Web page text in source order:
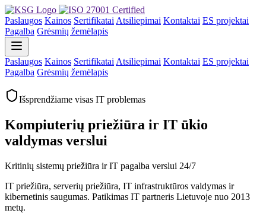
Paslaugos Kainos Sertifikatai Atsiliepimai Kontaktai ES projektai
Pagalba Grėsmių žemėlapis
Paslaugos Kainos Sertifikatai Atsiliepimai Kontaktai ES projektai
Pagalba Grėsmių žemėlapis
Išsprendžiame visas IT problemas
Kompiuterių priežiūra ir IT ūkio
valdymas verslui
Kritinių sistemų priežiūra ir IT pagalba verslui 24/7
IT priežiūra, serverių priežiūra, IT infrastruktūros valdymas ir
kibernetinis saugumas. Patikimas IT partneris Lietuvoje nuo 2013
metų.